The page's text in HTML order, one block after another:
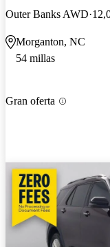
Outer Banks AWD
Morganton, NC
54 millas
Gran oferta